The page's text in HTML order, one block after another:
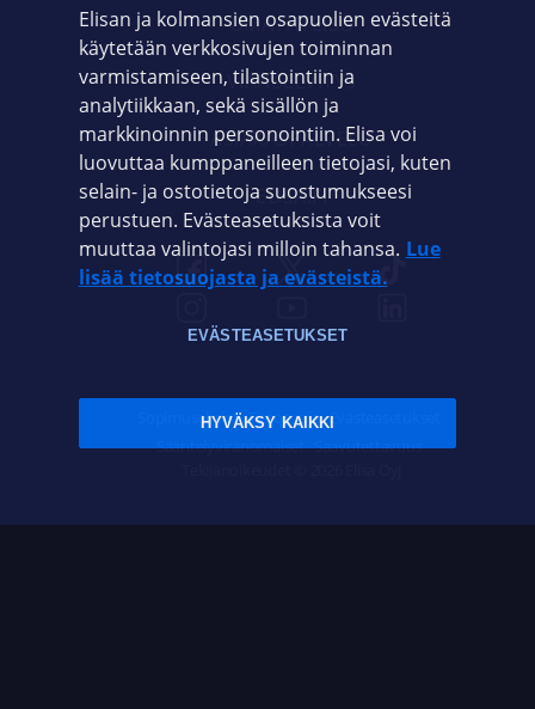
OMAYHTEISÖ
VIANSELVITYS
ASIAKASPALVELU
ELISA.FI
Sopimusehdot Tietosuoja Evästeasetukset
Sääntelyviranomaiset Saavutettavuus
Elisan ja kolmansien osapuolien evästeitä
käytetään verkkosivujen toiminnan
varmistamiseen, tilastointiin ja
analytiikkaan, sekä sisällön ja
markkinoinnin personointiin. Elisa voi
luovuttaa kumppaneilleen tietojasi, kuten
selain- ja ostotietoja suostumukseesi
perustuen. Evästeasetuksista voit
muuttaa valintojasi milloin tahansa. Lue
lisää tietosuojasta ja evästeistä.
EVÄSTEASETUKSET
HYVÄKSY KAIKKI